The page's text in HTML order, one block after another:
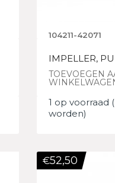
104211-42071
IMPELLER,
TOEVOEGEN
1 op voorraad
worden)
€52,50